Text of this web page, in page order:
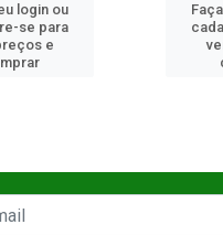
Faça seu login ou
cadastre-se para